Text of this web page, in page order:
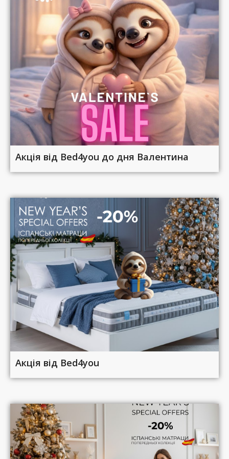
Акція від Bed4you до дня Валентина
Акція від Bed4you